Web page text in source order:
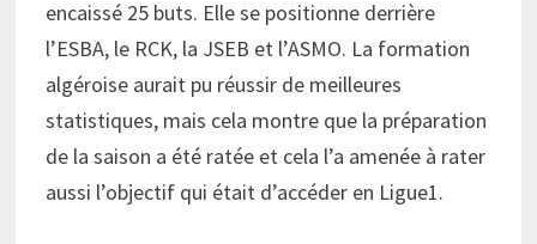
encaissé 25 buts. Elle se positionne derrière
l’ESBA, le RCK, la JSEB et l’ASMO. La formation
algéroise aurait pu réussir de meilleures
statistiques, mais cela montre que la préparation
de la saison a été ratée et cela l’a amenée à rater
aussi l’objectif qui était d’accéder en Ligue1.